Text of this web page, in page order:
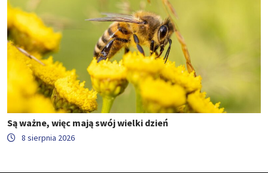
Są ważne, więc mają swój wielki dzień
8 sierpnia 2026